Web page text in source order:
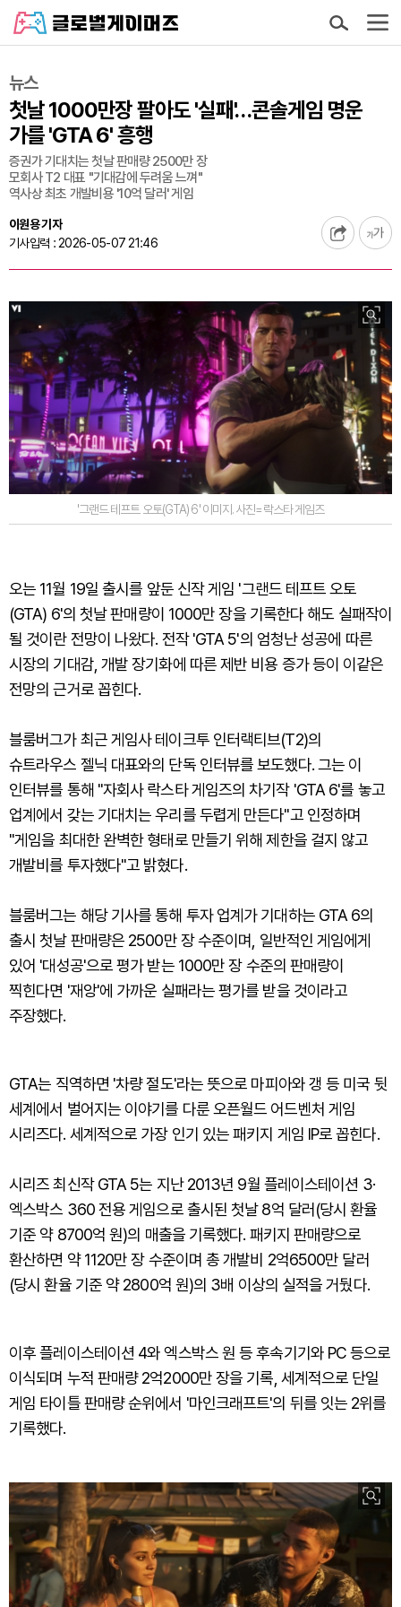
뉴스
첫날 1000만장 팔아도 '실패'…콘솔게임 명운
가를 'GTA 6' 흥행
증권가 기대치는 첫날 판매량 2500만 장
모회사 T2 대표 "기대감에 두려움 느껴"
역사상 최초 개발비용 '10억 달러' 게임
이원용 기자
기사입력 : 2026-05-07 21:46
'그랜드 테프트 오토(GTA) 6' 이미지. 사진=락스타 게임즈
오는 11월 19일 출시를 앞둔 신작 게임 '그랜드 테프트 오토
(GTA) 6'의 첫날 판매량이 1000만 장을 기록한다 해도 실패작이
될 것이란 전망이 나왔다. 전작 'GTA 5'의 엄청난 성공에 따른
시장의 기대감, 개발 장기화에 따른 제반 비용 증가 등이 이같은
전망의 근거로 꼽힌다.
블룸버그가 최근 게임사 테이크투 인터랙티브(T2)의
슈트라우스 젤닉 대표와의 단독 인터뷰를 보도했다. 그는 이
인터뷰를 통해 "자회사 락스타 게임즈의 차기작 'GTA 6'를 놓고
업계에서 갖는 기대치는 우리를 두렵게 만든다"고 인정하며
"게임을 최대한 완벽한 형태로 만들기 위해 제한을 걸지 않고
개발비를 투자했다"고 밝혔다.
블룸버그는 해당 기사를 통해 투자 업계가 기대하는 GTA 6의
출시 첫날 판매량은 2500만 장 수준이며, 일반적인 게임에게
있어 '대성공'으로 평가 받는 1000만 장 수준의 판매량이
찍힌다면 '재앙'에 가까운 실패라는 평가를 받을 것이라고
주장했다.
GTA는 직역하면 '차량 절도'라는 뜻으로 마피아와 갱 등 미국 뒷
세계에서 벌어지는 이야기를 다룬 오픈월드 어드벤처 게임
시리즈다. 세계적으로 가장 인기 있는 패키지 게임 IP로 꼽힌다.
시리즈 최신작 GTA 5는 지난 2013년 9월 플레이스테이션 3·
엑스박스 360 전용 게임으로 출시된 첫날 8억 달러(당시 환율
기준 약 8700억 원)의 매출을 기록했다. 패키지 판매량으로
환산하면 약 1120만 장 수준이며 총 개발비 2억6500만 달러
(당시 환율 기준 약 2800억 원)의 3배 이상의 실적을 거뒀다.
이후 플레이스테이션 4와 엑스박스 원 등 후속기기와 PC 등으로
이식되며 누적 판매량 2억2000만 장을 기록, 세계적으로 단일
게임 타이틀 판매량 순위에서 '마인크래프트'의 뒤를 잇는 2위를
기록했다.